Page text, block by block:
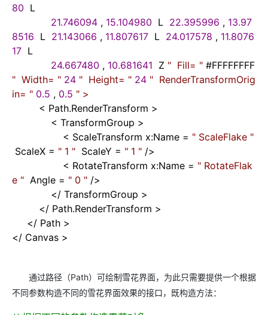
80 L
21.746094 , 15.104980 L 22.395996 , 13.97
8516 L 21.143066 , 11.807617 L 24.017578 , 11.8076
17 L
24.667480 , 10.681641 Z " Fill= " #FFFFFFFF
" Width= " 24 " Height= " 24 " RenderTransformOrig
in= " 0.5 , 0.5 " >
< Path.RenderTransform >
< TransformGroup >
< ScaleTransform x:Name = " ScaleFlake "
ScaleX = " 1 " ScaleY = " 1 " />
< RotateTransform x:Name = " RotateFlak
e " Angle = " 0 " />
</ TransformGroup >
</ Path.RenderTransform >
</ Path >
</ Canvas >
通过路径（Path）可绘制雪花界面，为此只需要提供一个根据
不同参数构造不同的雪花界面效果的接口，既构造方法：